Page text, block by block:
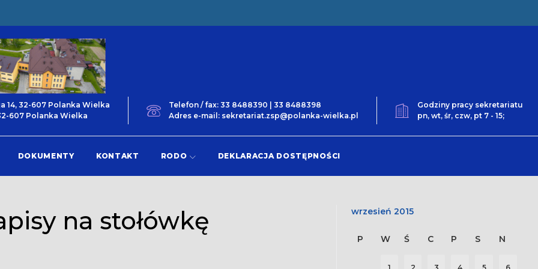
14, 32-607 Polanka Wielka
607 Polanka Wielka
Telefon / fax: 33 8488390 | 33 8488398
Adres e-mail: sekretariat.zsp@polanka-wielka.pl
Godziny pracy sekretariatu
pn, wt, śr, czw, pt 7 - 15;
DOKUMENTY KONTAKT RODO DEKLARACJA DOSTĘPNOŚCI
na stołówkę
wrzesień 2015
P W Ś C P S N